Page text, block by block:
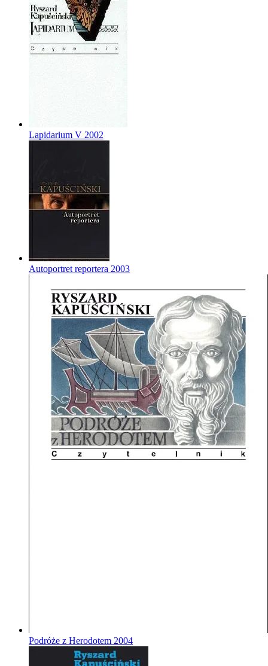
Lapidarium V 2002
Autoportret reportera 2003
Podróże z Herodotem 2004